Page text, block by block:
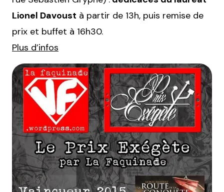
Lionel Davoust à partir de 13h, puis remise de
prix et buffet à 16h30.
Plus d’infos